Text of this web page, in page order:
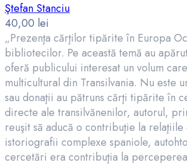
Ştefan Stanciu
40,00 lei
„Prezenţa cărţilor tipărite în Europa
bibliotecilor. Pe această temă au
oferă publicului interesat un volum
multicultural din Transilvania. Nu este
sau donaţii au pătruns cărţi tipărite în
directe ale transilvănenilor, autorul,
reuşit să aducă o contribuţie la
istoriografii complexe spaniole,
cercetări era contribuţia la